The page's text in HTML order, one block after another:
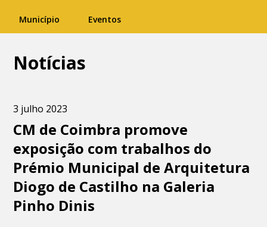
Município Eventos
Notícias
3 julho 2023
CM de Coimbra promove
exposição com trabalhos do
Prémio Municipal de Arquitetura
Diogo de Castilho na Galeria
Pinho Dinis